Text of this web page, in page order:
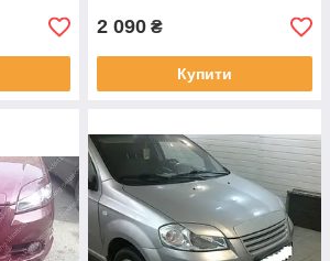
2 090 ₴
Купити